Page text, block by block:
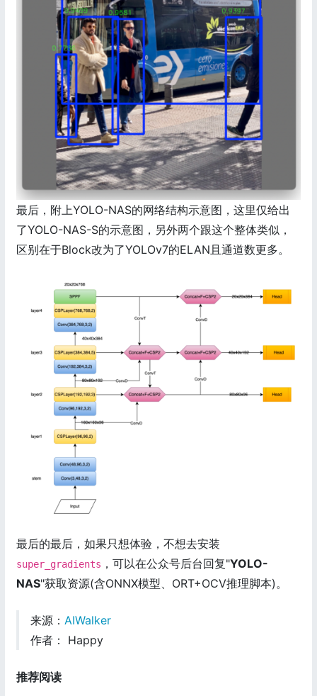
最后，附上YOLO-NAS的网络结构示意图，这里仅给出
了YOLO-NAS-S的示意图，另外两个跟这个整体类似，
区别在于Block改为了YOLOv7的ELAN且通道数更多。
最后的最后，如果只想体验，不想去安装
super_gradients ，可以在公众号后台回复"YOLO-
NAS"获取资源(含ONNX模型、ORT+OCV推理脚本)。
来源： AIWalker
作者： Happy
推荐阅读